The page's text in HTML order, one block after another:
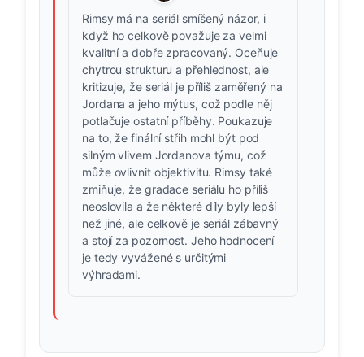
Rimsy má na seriál smíšený názor, i
když ho celkově považuje za velmi
kvalitní a dobře zpracovaný. Oceňuje
chytrou strukturu a přehlednost, ale
kritizuje, že seriál je příliš zaměřený na
Jordana a jeho mýtus, což podle něj
potlačuje ostatní příběhy. Poukazuje
na to, že finální střih mohl být pod
silným vlivem Jordanova týmu, což
může ovlivnit objektivitu. Rimsy také
zmiňuje, že gradace seriálu ho příliš
neoslovila a že některé díly byly lepší
než jiné, ale celkově je seriál zábavný
a stojí za pozornost. Jeho hodnocení
je tedy vyvážené s určitými
výhradami.